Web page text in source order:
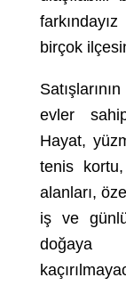
birçok
evler
Hayat,
tenis
alanları,
iş ve
doğaya